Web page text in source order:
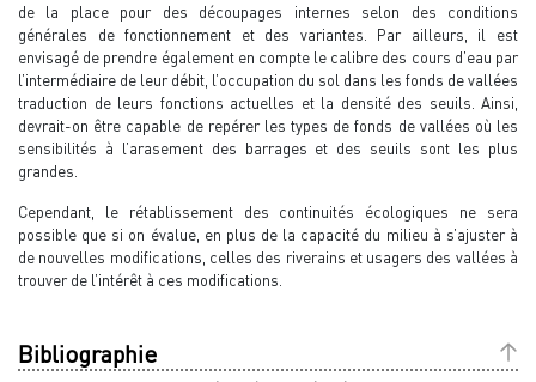
de la place pour des découpages internes selon des conditions
générales de fonctionnement et des variantes. Par ailleurs, il est
envisagé de prendre également en compte le calibre des cours d’eau par
l’intermédiaire de leur débit, l’occupation du sol dans les fonds de vallées
traduction de leurs fonctions actuelles et la densité des seuils. Ainsi,
devrait-on être capable de repérer les types de fonds de vallées où les
sensibilités à l’arasement des barrages et des seuils sont les plus
grandes.
Cependant, le rétablissement des continuités écologiques ne sera
possible que si on évalue, en plus de la capacité du milieu à s’ajuster à
de nouvelles modifications, celles des riverains et usagers des vallées à
trouver de l’intérêt à ces modifications.
Bibliographie